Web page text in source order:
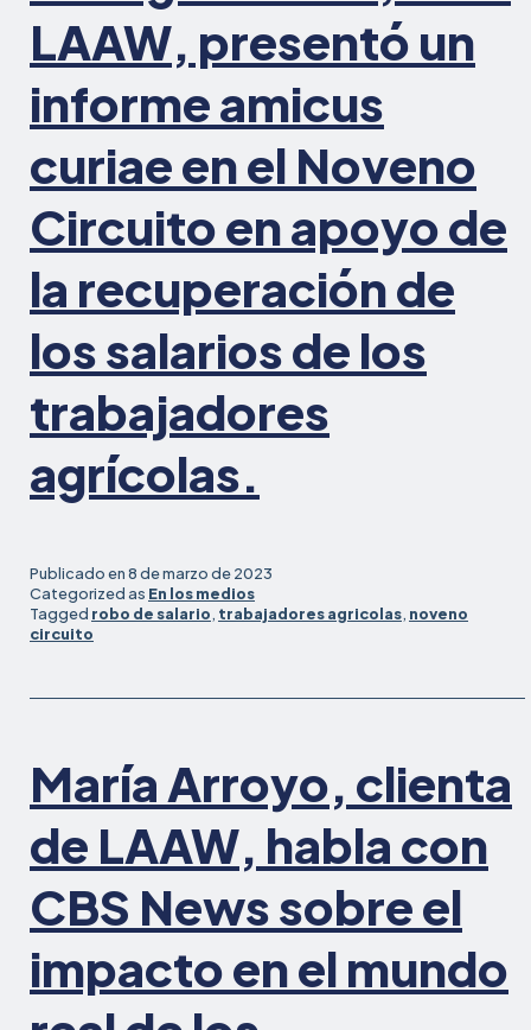
robados
LAAW, presentó un
informe amicus
curiae en el Noveno
Circuito en apoyo de
la recuperación de
los salarios de los
trabajadores
agrícolas.
Publicado en8 de marzo de 2023
Categorized as En los medios
Tagged robo de salario, trabajadores agricolas, noveno
circuito
María Arroyo, clienta
de LAAW, habla con
CBS News sobre el
impacto en el mundo